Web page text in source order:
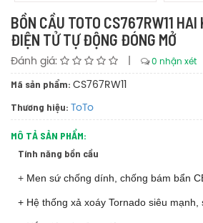
BỒN CẦU TOTO CS767RW11 HAI
ĐIỆN TỬ TỰ ĐỘNG ĐÓNG MỞ
Đánh giá: 0 nhận xét
Mã sản phẩm: CS767RW11
Thương hiệu: ToTo
MÔ TẢ SẢN PHẨM:
Tính năng bồn cầu
+ Men sứ chống dính, chống bám bẩn
+ Hệ thống xả xoáy Tornado siêu